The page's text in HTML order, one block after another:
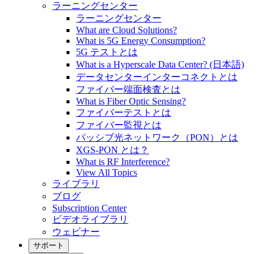
ラーニングセンター
ラーニングセンター
What are Cloud Solutions?
What is 5G Energy Consumption?
5G テストとは
What is a Hyperscale Data Center? (日本語)
データセンターインターコネクトとは
ファイバー端面検査とは
What is Fiber Optic Sensing?
ファイバーテストとは
ファイバー監視とは
パッシブ光ネットワーク（PON）とは
XGS-PON とは？
What is RF Interference?
View All Topics
ライブラリ
ブログ
Subscription Center
ビデオライブラリ
ウェビナー
サポート